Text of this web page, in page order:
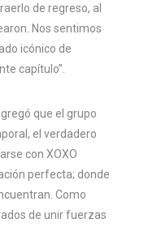
de regreso, al
Nos sentimos
icónico de
capítulo”.
que el grupo
el verdadero
con XOXO
perfecta; donde
Como
de unir fuerzas